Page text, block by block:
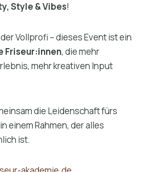
Style & Vibes!
Vollprofi – dieses Event ist ein
Friseur:innen, die mehr
mehr kreativen Input
die Leidenschaft fürs
einem Rahmen, der alles
ist.